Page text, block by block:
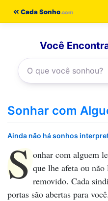
Cada Sonho
Você
Sonhar com
Ainda não há sonhos
S onhar com alguem
que lhe afeta ou
removido. Cada
portas são abertas para